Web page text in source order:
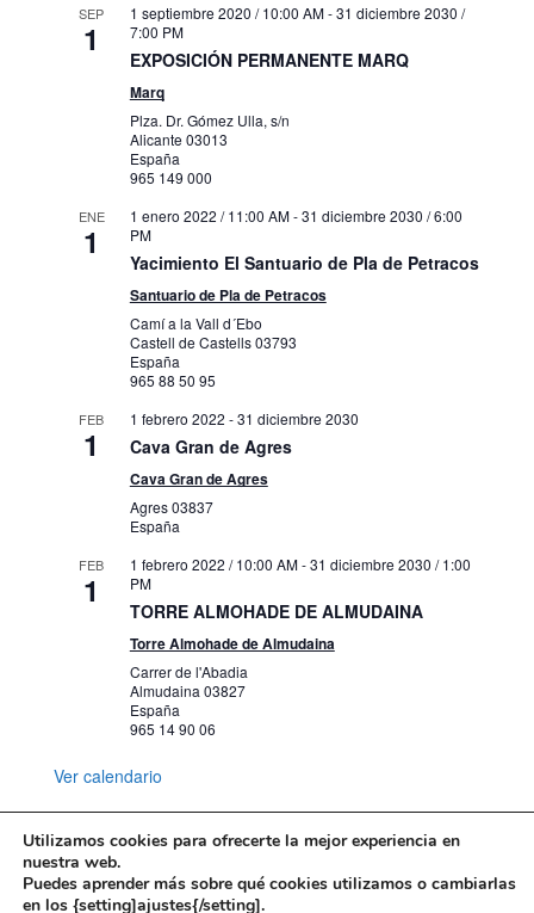
SEP
1
1 septiembre 2020 / 10:00 AM-31 diciembre 2030 /
7:00 PM
EXPOSICIÓN PERMANENTE MARQ
Marq
Plza. Dr. Gómez Ulla, s/n
Alicante 03013
España
965 149 000
ENE
1
1 enero 2022 / 11:00 AM-31 diciembre 2030 / 6:00
PM
Yacimiento El Santuario de Pla de Petracos
Santuario de Pla de Petracos
Camí a la Vall d´Ebo
Castell de Castells03793
España
965 88 50 95
FEB
1
1 febrero 2022 -31 diciembre 2030
Cava Gran de Agres
Cava Gran de Agres
Agres03837
España
FEB
1
1 febrero 2022 / 10:00 AM-31 diciembre 2030 / 1:00
PM
TORRE ALMOHADE DE ALMUDAINA
Torre Almohade de Almudaina
Carrer de l'Abadia
Almudaina 03827
España
965 14 90 06
Ver calendario
Mapa web
Política de Privacidad
Utilizamos cookies para ofrecerte la mejor experiencia en
nuestra web.
Puedes aprender más sobre qué cookies utilizamos o cambiarlas
en los {setting]ajustes{/setting].